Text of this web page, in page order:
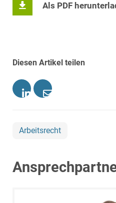
Als PDF
Diesen Artikel teilen
Arbeitsrecht